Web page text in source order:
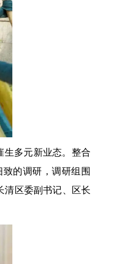
生多元新业态。整合
的调研，调研组围
清区委副书记、区长